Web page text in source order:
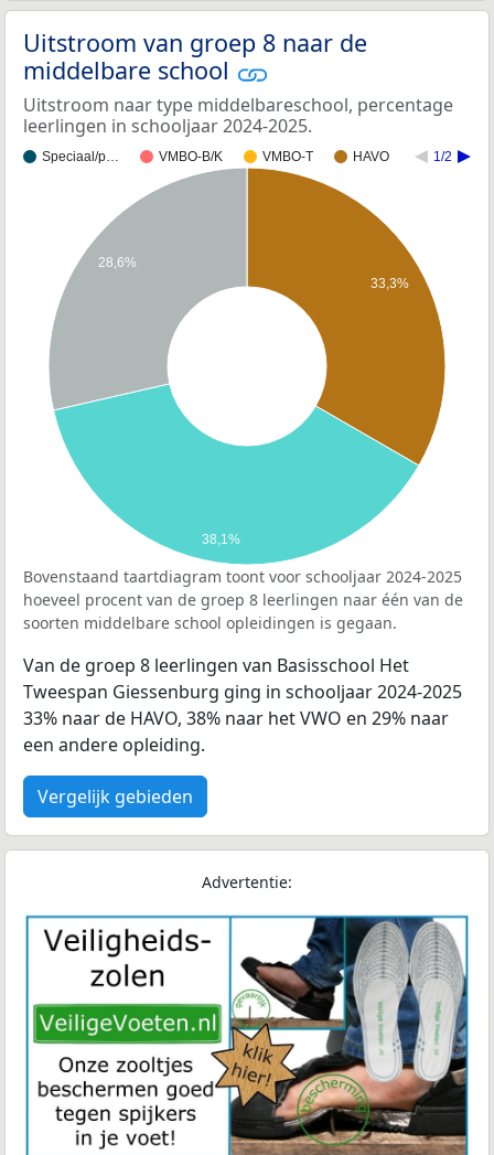
Uitstroom van groep 8 naar de
middelbare school
Uitstroom naar type middelbareschool, percentage
leerlingen in schooljaar 2024-2025.
Speciaal/p… VMBO-B/K VMBO-T HAVO 1/2
33,3%
28,6%
38,1%
Bovenstaand taartdiagram toont voor schooljaar 2024-2025
hoeveel procent van de groep 8 leerlingen naar één van de
soorten middelbare school opleidingen is gegaan.
Van de groep 8 leerlingen van Basisschool Het
Tweespan Giessenburg ging in schooljaar 2024-2025
33% naar de HAVO, 38% naar het VWO en 29% naar
een andere opleiding.
Vergelijk gebieden
Advertentie: